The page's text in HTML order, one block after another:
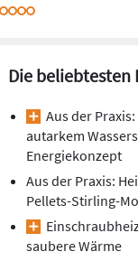
Die beliebtesten
Aus der Praxis:
autarkem
Energiekonzept
Aus der Praxis:
Pellets-Stirling-
saubere Wärme